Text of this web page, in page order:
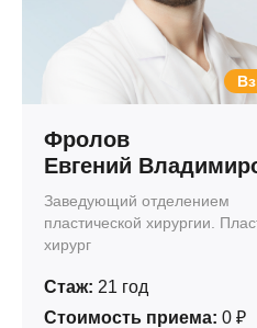
Фролов
Евгений
Заведующий отделением
пластической хирургии.
хирург
Стаж: 21 год
Стоимость приема: 0 ₽